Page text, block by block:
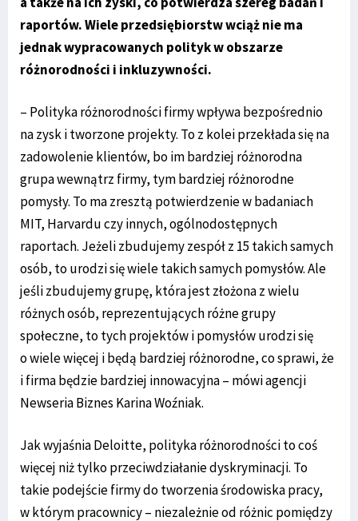
raportów. Wiele przedsiębiorstw wciąż nie ma
jednak wypracowanych polityk w obszarze
różnorodności i inkluzywności.
– Polityka różnorodności firmy wpływa bezpośrednio
na zysk i tworzone projekty. To z kolei przekłada się na
zadowolenie klientów, bo im bardziej różnorodna
grupa wewnątrz firmy, tym bardziej różnorodne
pomysły. To ma zresztą potwierdzenie w badaniach
MIT, Harvardu czy innych, ogólnodostępnych
raportach. Jeżeli zbudujemy zespół z 15 takich samych
osób, to urodzi się wiele takich samych pomysłów. Ale
jeśli zbudujemy grupę, która jest złożona z wielu
różnych osób, reprezentujących różne grupy
społeczne, to tych projektów i pomysłów urodzi się
o wiele więcej i będą bardziej różnorodne, co sprawi, że
i firma będzie bardziej innowacyjna – mówi agencji
Newseria Biznes Karina Woźniak.
Jak wyjaśnia Deloitte, polityka różnorodności to coś
więcej niż tylko przeciwdziałanie dyskryminacji. To
takie podejście firmy do tworzenia środowiska pracy,
w którym pracownicy – niezależnie od różnic pomiędzy